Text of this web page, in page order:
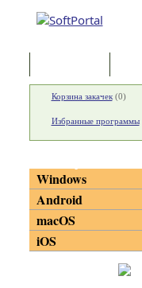
Корзина закачек(0)
Избранные программы
Windows
Android
macOS
iOS